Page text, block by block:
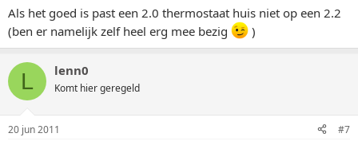
Als het goed is past een 2.0 thermostaat huis niet op een 2.2
(ben er namelijk zelf heel erg mee bezig
)
L lenn0
Komt hier geregeld
20 jun 2011 #7